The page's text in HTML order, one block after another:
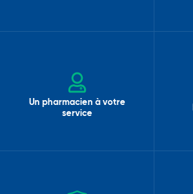
Un pharmacien à votre
service